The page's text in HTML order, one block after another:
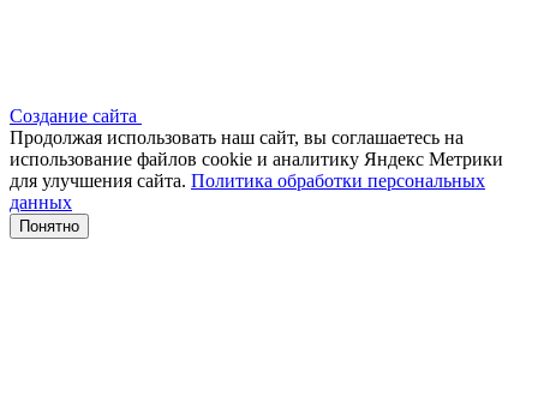
Создание сайта
Продолжая использовать наш сайт, вы соглашаетесь на
использование файлов сооkіе и аналитику Яндекс Метрики
для улучшения сайта. Политика обработки персональных
данных
Понятно